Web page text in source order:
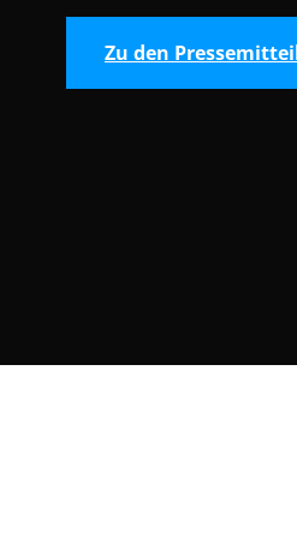
Zu den
Consent Selection